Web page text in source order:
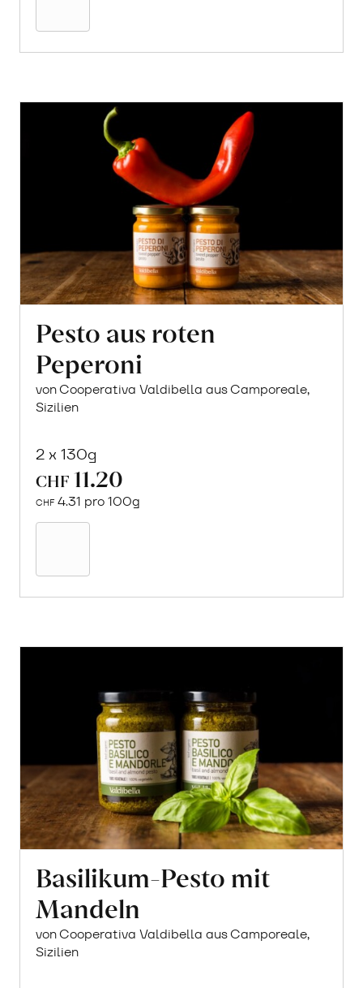
Pesto aus roten
Peperoni
von Cooperativa Valdibella aus Camporeale,
Sizilien
2 x 130g
CHF 11.20
CHF 4.31 pro 100g
Basilikum-Pesto mit
Mandeln
von Cooperativa Valdibella aus Camporeale,
Sizilien